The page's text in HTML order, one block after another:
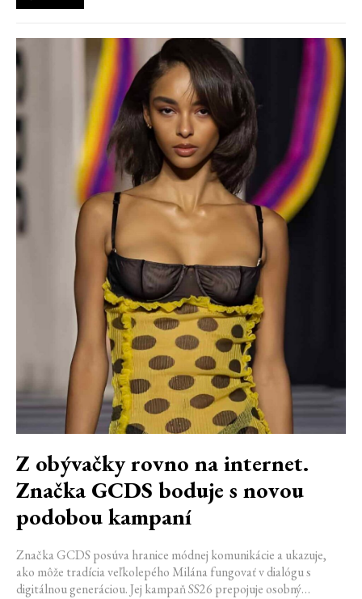
Z obývačky rovno na internet.
Značka GCDS boduje s novou
podobou kampaní
Značka GCDS posúva hranice módnej komunikácie a ukazuje,
ako môže tradícia veľkolepého Milána fungovať v dialógu s
digitálnou generáciou. Jej kampaň SS26 prepojuje osobný